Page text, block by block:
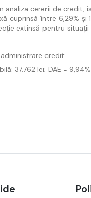
analiza cererii de credit,
între 6,29% și
extinsă pentru
credit:
37.762 lei; DAE = 9,94%